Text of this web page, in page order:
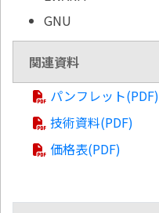
GNU
関連資料
パンフレット(PDF)
技術資料(PDF)
価格表(PDF)